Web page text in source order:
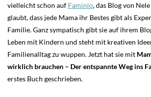
vielleicht schon auf Faminio, das Blog von
glaubt, dass jede Mama ihr Bestes gibt als
Familie. Ganz sympatisch gibt sie auf ihrem
Leben mit Kindern und steht mit kreativen
Familienalltag zu wuppen. Jetzt hat sie mit
wirklich brauchen – Der entspannte Weg ins
erstes Buch geschrieben.